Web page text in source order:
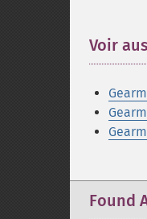
Voir
Found